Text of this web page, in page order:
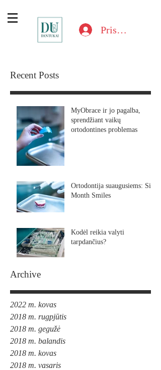
Prisijungti
Recent Posts
MyObrace ir jo pagalba,
sprendžiant vaikų
ortodontines problemas
Ortodontija suaugusiems: Six
Month Smiles
Kodėl reikia valyti
tarpdančius?
Archive
2022 m. kovas
2018 m. rugpjūtis
2018 m. gegužė
2018 m. balandis
2018 m. kovas
2018 m. vasaris